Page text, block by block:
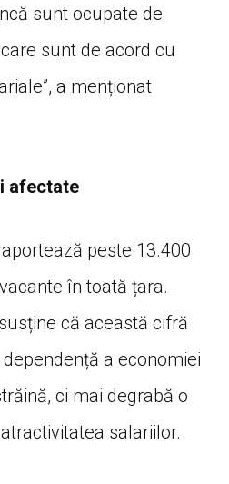
sunt ocupate de
sunt de acord cu
a menționat
afectate
peste 13.400
în toată țara.
că această cifră
a economiei
ci mai degrabă o
salariilor.